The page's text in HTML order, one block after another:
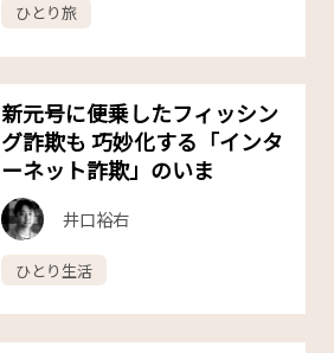
ひとり旅
新元号に便乗したフィッシン
グ詐欺も 巧妙化する「インタ
ーネット詐欺」のいま
井口裕右
ひとり生活